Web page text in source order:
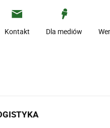
Kontakt Dla mediów